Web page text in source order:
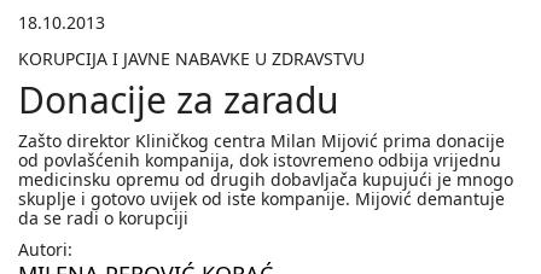
18.10.2013
KORUPCIJA I JAVNE NABAVKE U ZDRAVSTVU
Donacije za zaradu
Zašto direktor Kliničkog centra Milan Mijović prima donacije
od povlašćenih kompanija, dok istovremeno odbija vrijednu
medicinsku opremu od drugih dobavljača kupujući je mnogo
skuplje i gotovo uvijek od iste kompanije. Mijović demantuje
da se radi o korupciji
Autori: